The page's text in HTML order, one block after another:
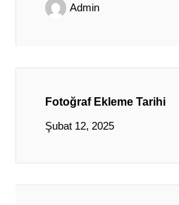
Admin
Fotoğraf Ekleme Tarihi
Şubat 12, 2025